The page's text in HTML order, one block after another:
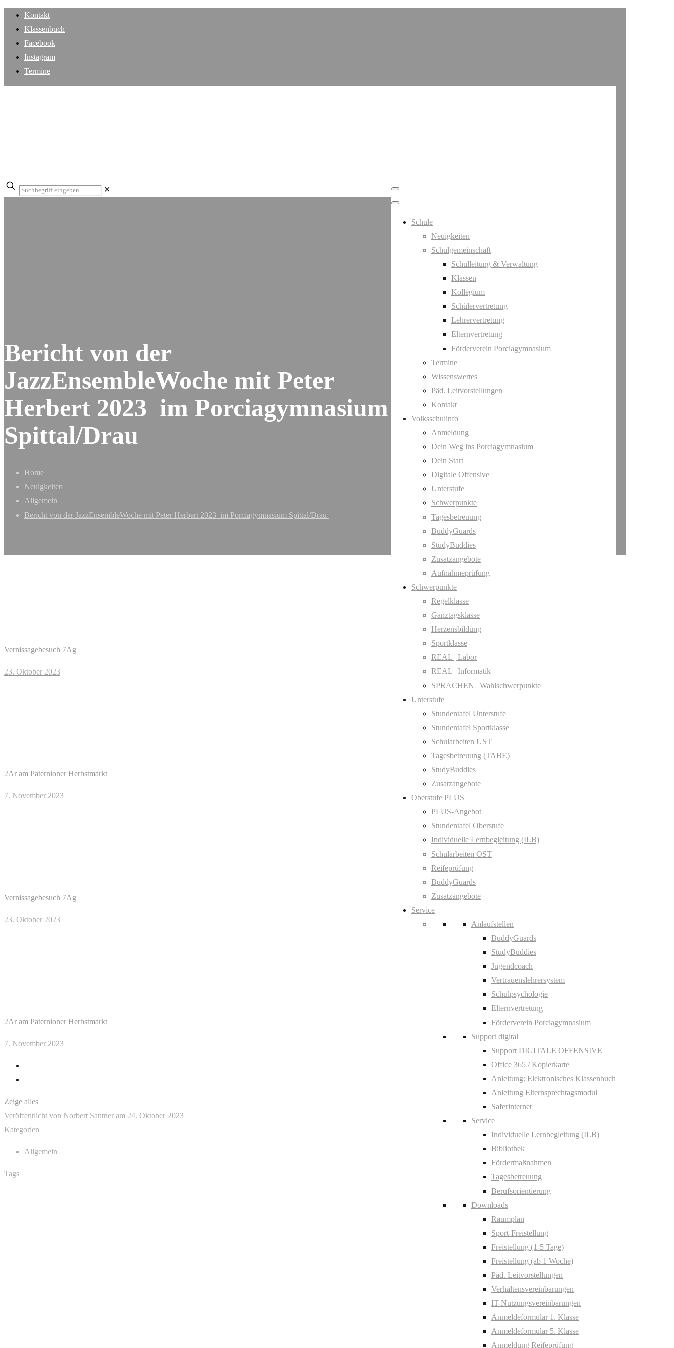
Kontakt
Klassenbuch
Facebook
Instagram
Termine
Schule
Neuigkeiten
Schulgemeinschaft
Schulleitung & Verwaltung
Klassen
Kollegium
Schülervertretung
Lehrervertretung
Elternvertretung
Förderverein Porciagymnasium
Termine
Wissenswertes
Päd. Leitvorstellungen
Kontakt
Volksschulinfo
Anmeldung
Dein Weg ins Porciagymnasium
Dein Start
Digitale Offensive
Unterstufe
Schwerpunkte
Tagesbetreuung
BuddyGuards
StudyBuddies
Zusatzangebote
Aufnahmeprüfung
Schwerpunkte
Regelklasse
Ganztagsklasse
Herzensbildung
Sportklasse
REAL | Labor
REAL | Informatik
SPRACHEN | Wahlschwerpunkte
Unterstufe
Stundentafel Unterstufe
Stundentafel Sportklasse
Schularbeiten UST
Tagesbetreuung (TABE)
StudyBuddies
Zusatzangebote
Oberstufe PLUS
PLUS-Angebot
Stundentafel Oberstufe
Individuelle Lernbegleitung (ILB)
Schularbeiten OST
Reifeprüfung
BuddyGuards
Zusatzangebote
Service
Anlaufstellen
BuddyGuards
StudyBuddies
Jugendcoach
Vertrauenslehrersystem
Schulpsychologie
Elternvertretung
Förderverein Porciagymnasium
Support digital
Support DIGITALE OFFENSIVE
Office 365 / Kopierkarte
Anleitung: Elektronisches Klassenbuch
Anleitung Elternsprechtagsmodul
Saferinternet
Service
Individuelle Lernbegleitung (ILB)
Bibliothek
Fördermaßnahmen
Tagesbetreuung
Berufsorientierung
Downloads
Raumplan
Sport-Freistellung
Freistellung (1-5 Tage)
Freistellung (ab 1 Woche)
Päd. Leitvorstellungen
Verhaltensvereinbarungen
IT-Nutzungsvereinbarungen
Anmeldeformular 1. Klasse
Anmeldeformular 5. Klasse
Anmeldung Reifeprüfung
✕
Bericht von der
JazzEnsembleWoche mit Peter
Herbert 2023 im Porciagymnasium
Spittal/Drau
Home
Neuigkeiten
Allgemein
Bericht von der JazzEnsembleWoche mit Peter Herbert 2023 im Porciagymnasium Spittal/Drau
Vernissagebesuch 7Ag
23. Oktober 2023
2Ar am Paternioner Herbstmarkt
7. November 2023
Vernissagebesuch 7Ag
23. Oktober 2023
2Ar am Paternioner Herbstmarkt
7. November 2023
Zeige alles
Veröffentlicht von Norbert Santner am 24. Oktober 2023
Kategorien
Allgemein
Tags